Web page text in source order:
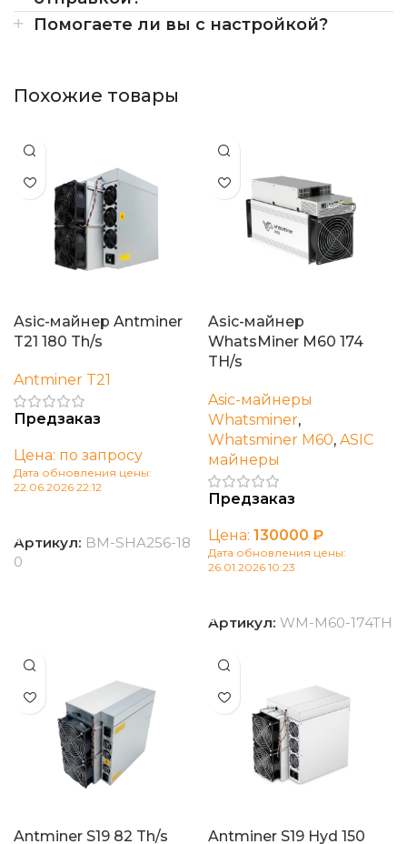
Помогаете ли вы с настройкой?
Похожие товары
Asic-майнер Antminer
T21 180 Th/s
Antminer T21
Предзаказ
Цена: по запросу
Дата обновления цены:
22.06.2026 22:12
Артикул: BM-SHA256-18
0
Asic-майнер
WhatsMiner M60 174
TH/s
Asic-майнеры
Whatsminer,
Whatsminer M60, ASIC
майнеры
Предзаказ
Цена: 130000 ₽
Дата обновления цены:
26.01.2026 10:23
Артикул: WM-M60-174TH
Antminer S19 82 Th/s Antminer S19 Hyd 150